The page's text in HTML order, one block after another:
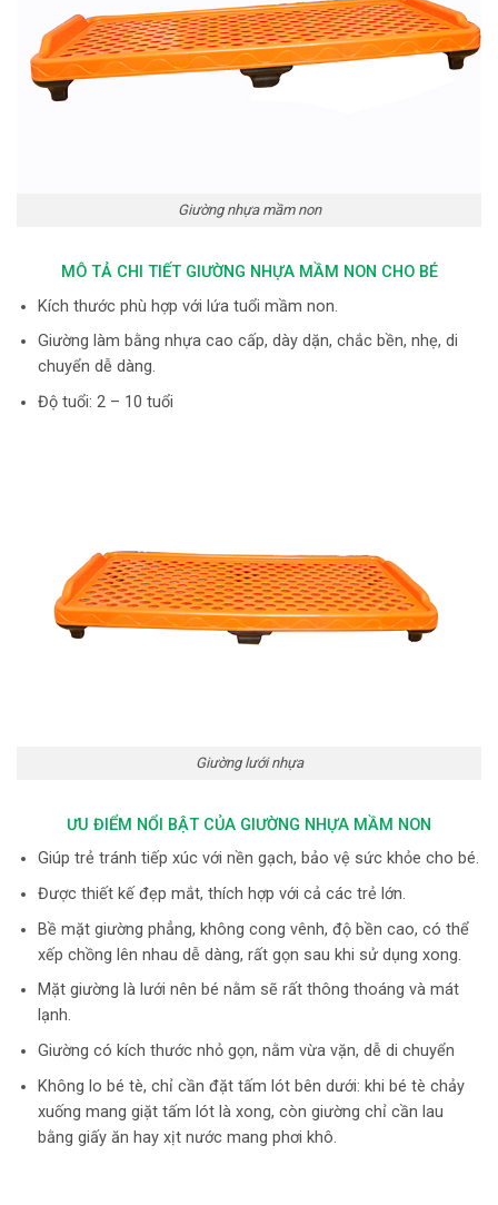
Giường nhựa mầm non
MÔ TẢ CHI TIẾT GIƯỜNG NHỰA MẦM NON CHO BÉ
Kích thước phù hợp với lứa tuổi mầm non.
Giường làm bằng nhựa cao cấp, dày dặn, chắc bền, nhẹ, di
chuyển dễ dàng.
Độ tuổi: 2 – 10 tuổi
Giường lưới nhựa
ƯU ĐIỂM NỔI BẬT CỦA GIƯỜNG NHỰA MẦM NON
Giúp trẻ tránh tiếp xúc với nền gạch, bảo vệ sức khỏe cho bé.
Được thiết kế đẹp mắt, thích hợp với cả các trẻ lớn.
Bề mặt giường phẳng, không cong vênh, độ bền cao, có thể
xếp chồng lên nhau dễ dàng, rất gọn sau khi sử dụng xong.
Mặt giường là lưới nên bé nằm sẽ rất thông thoáng và mát
lạnh.
Giường có kích thước nhỏ gọn, nằm vừa vặn, dễ di chuyển
Không lo bé tè, chỉ cần đặt tấm lót bên dưới: khi bé tè chảy
xuống mang giặt tấm lót là xong, còn giường chỉ cần lau
bằng giấy ăn hay xịt nước mang phơi khô.